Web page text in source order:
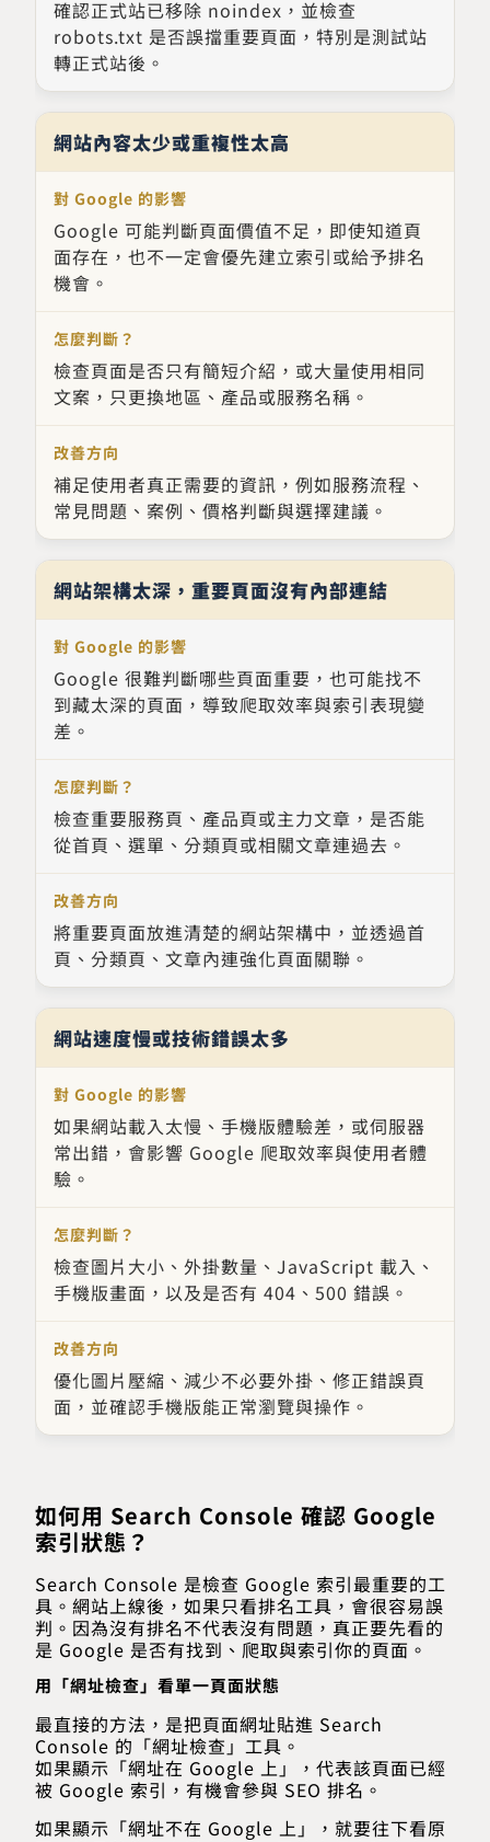
確認正式站已移除 noindex，並檢查
robots.txt 是否誤擋重要頁面，特別是測試站
轉正式站後。
網站內容太少或重複性太高
Google 可能判斷頁面價值不足，即使知道頁
面存在，也不一定會優先建立索引或給予排名
機會。
檢查頁面是否只有簡短介紹，或大量使用相同
文案，只更換地區、產品或服務名稱。
補足使用者真正需要的資訊，例如服務流程、
常見問題、案例、價格判斷與選擇建議。
網站架構太深，重要頁面沒有內部連結
Google 很難判斷哪些頁面重要，也可能找不
到藏太深的頁面，導致爬取效率與索引表現變
差。
檢查重要服務頁、產品頁或主力文章，是否能
從首頁、選單、分類頁或相關文章連過去。
將重要頁面放進清楚的網站架構中，並透過首
頁、分類頁、文章內連強化頁面關聯。
網站速度慢或技術錯誤太多
如果網站載入太慢、手機版體驗差，或伺服器
常出錯，會影響 Google 爬取效率與使用者體
驗。
檢查圖片大小、外掛數量、JavaScript 載入、
手機版畫面，以及是否有 404、500 錯誤。
優化圖片壓縮、減少不必要外掛、修正錯誤頁
面，並確認手機版能正常瀏覽與操作。
如何用 Search Console 確認 Google
索引狀態？
Search Console 是檢查 Google 索引最重要的工
具。網站上線後，如果只看排名工具，會很容易誤
判。因為沒有排名不代表沒有問題，真正要先看的
是 Google 是否有找到、爬取與索引你的頁面。
用「網址檢查」看單一頁面狀態
最直接的方法，是把頁面網址貼進 Search
Console 的「網址檢查」工具。
如果顯示「網址在 Google 上」，代表該頁面已經
被 Google 索引，有機會參與 SEO 排名。
如果顯示「網址不在 Google 上」，就要往下看原